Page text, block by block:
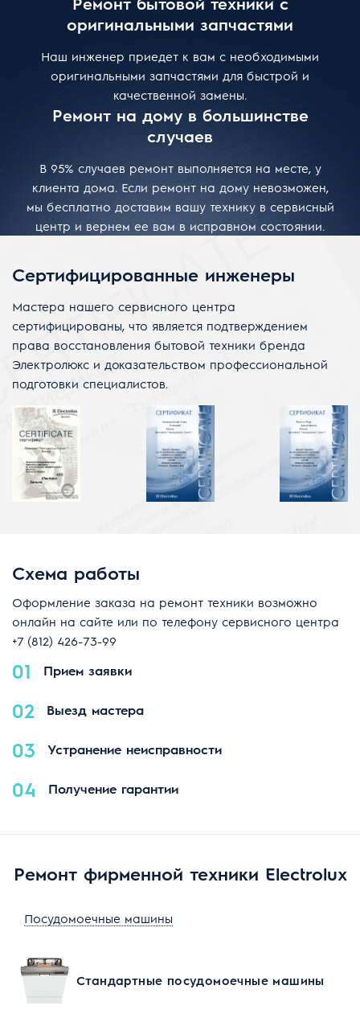
оригинальными запчастями
Наш инженер приедет к вам с необходимыми
оригинальными запчастями для быстрой и
качественной замены.
Ремонт на дому в большинстве
случаев
В 95% случаев ремонт выполняется на месте, у
клиента дома. Если ремонт на дому невозможен,
мы бесплатно доставим вашу технику в сервисный
центр и вернем ее вам в исправном состоянии.
Сертифицированные инженеры
Мастера нашего сервисного центра
сертифицированы, что является подтверждением
права восстановления бытовой техники бренда
Электролюкс и доказательством профессиональной
подготовки специалистов.
Схема работы
Оформление заказа на ремонт техники возможно
онлайн на сайте или по телефону сервисного центра
+7 (812) 426-73-99
01 Прием заявки
02 Выезд мастера
03 Устранение неисправности
04 Получение гарантии
Ремонт фирменной техники Electrolux
Посудомоечные машины
Стандартные посудомоечные машины